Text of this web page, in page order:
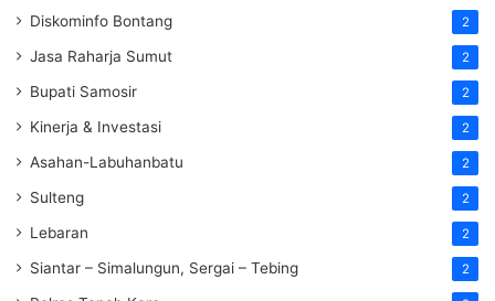
Diskominfo Bontang 2
Jasa Raharja Sumut 2
Bupati Samosir 2
Kinerja & Investasi 2
Asahan-Labuhanbatu 2
Sulteng 2
Lebaran 2
Siantar – Simalungun, Sergai – Tebing 2